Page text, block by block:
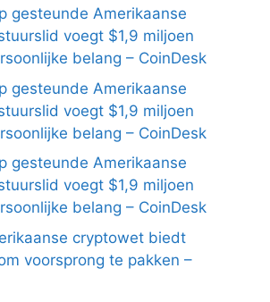
gesteunde Amerikaanse
voegt $1,9 miljoen
belang – CoinDesk
gesteunde Amerikaanse
voegt $1,9 miljoen
belang – CoinDesk
gesteunde Amerikaanse
voegt $1,9 miljoen
belang – CoinDesk
cryptowet biedt
voorsprong te pakken –